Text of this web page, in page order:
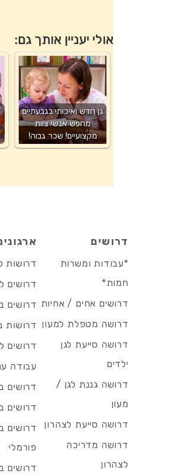
אולי יעניין אותך גם:
גן חדש ואיכותי בגבעתיים
מחפש אנשי צוות
מקצועיים! שכר גבוה!
דרושים
*עבודות ומשרות
חמות*
דרושים אחים / אחיות
דרושה מטפלת למעון
דרושה סייעת לגן
ילדים
דרושה גננת לגן /
מעון
דרושה סייעת לצהרון
דרושה מדריכה
לצהרון
דרושות
דרושים
דרושים
דרושות
דרושים
עבודה
דרושים
דרושים
דרושים
פורמלי
דרושים